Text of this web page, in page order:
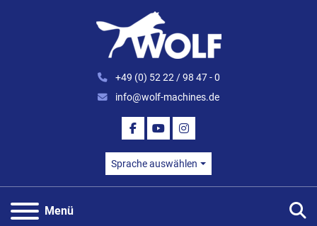
+49 (0) 52 22 / 98 47 - 0
info@wolf-machines.de
FACEBOOK
YOUTUBEINSTAGRAM
Sprache auswählen
Menü